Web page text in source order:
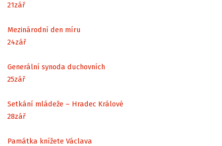
21zář
Mezinárodní den míru
24zář
Generální synoda duchovních
25zář
Setkání mládeže – Hradec Králové
28zář
Památka knížete Václava